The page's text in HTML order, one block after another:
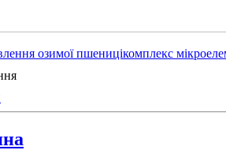
озимої пшеницікомплекс